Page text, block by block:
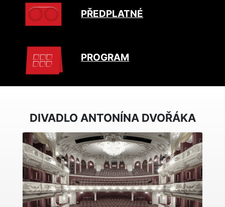
PŘEDPLATNÉ
PROGRAM
DIVADLO ANTONÍNA DVOŘÁKA